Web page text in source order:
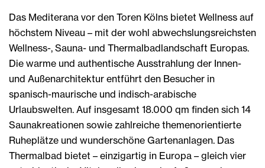
Das Mediterana vor den Toren Kölns bietet Wellness auf
höchstem Niveau – mit der wohl abwechslungsreichsten
Wellness-, Sauna- und Thermalbadlandschaft Europas.
Die warme und authentische Ausstrahlung der Innen-
und Außenarchitektur entführt den Besucher in
spanisch-maurische und indisch-arabische
Urlaubswelten. Auf insgesamt 18.000 qm finden sich 14
Saunakreationen sowie zahlreiche themenorientierte
Ruheplätze und wunderschöne Gartenanlagen. Das
Thermalbad bietet – einzigartig in Europa – gleich vier